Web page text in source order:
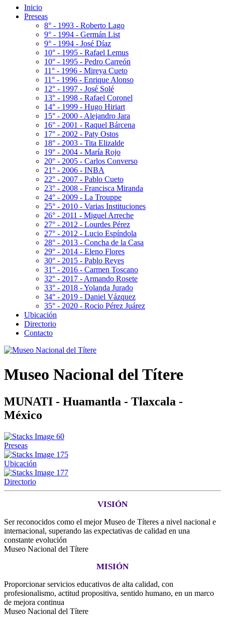
Inicio
Preseas
8° - 1993 - Roberto Lago
9° - 1994 - Germán List
9° - 1994 - José Díaz
10° - 1995 - Rafael Lemus
10° - 1995 - Pedro Carreón
11° - 1996 - Mireya Cueto
11° - 1996 - Enrique Alonso
12° - 1997 - José Solé
13° - 1998 - Rafael Coronel
14° - 1999 - Hugo Hiriart
15° - 2000 - Alejandro Jara
16° - 2001 - Raquel Bárcena
17° - 2002 - Paty Ostos
18° - 2003 - Tita Elizalde
19° - 2004 - María Rojo
20° - 2005 - Carlos Converso
21° - 2006 - INBA
22° - 2007 - Pablo Cueto
23° - 2008 - Francisca Miranda
24° - 2009 - La Trouppe
25° - 2010 - Varias Instituciones
26° - 2011 - Miguel Arreche
27° - 2012 - Lourdes Pérez
27° - 2012 - Lucio Espíndola
28° - 2013 - Concha de la Casa
29° - 2014 - Eleno Flores
30° - 2015 - Pablo Reyes
31° - 2016 - Carmen Toscano
32° - 2017 - Armando Rosete
33° - 2018 - Yolanda Jurado
34° - 2019 - Daniel Vázquez
35° - 2020 - Rocio Pérez Juárez
Ubicación
Directorio
Contacto
Museo Nacional del Títere
MUNATI - Huamantla - Tlaxcala -
México
Preseas
Ubicación
Directorio
VISIÓN
Ser reconocidos como el mejor Museo de Títeres a nivel nacional e
internacional, superando las expectativas de calidad en una
constante evolución
Museo Nacional del Títere
MISIÓN
Proporcionar servicios educativos de alta calidad, con
profesionalismo, actitud propositiva, sentido humano, en un marco
de mejora continua
Museo Nacional del Títere